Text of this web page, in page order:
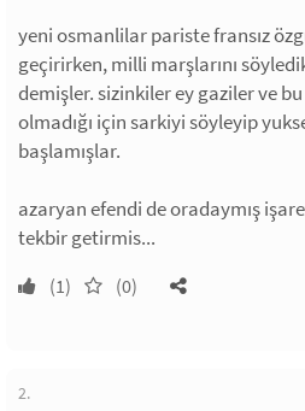
yeni osmanlilar pariste fransız
geçirirken, milli marşlarını
demişler. sizinkiler ey gaziler ve
olmadığı için sarkiyi söyleyip
başlamışlar.
azaryan efendi de oradaymış
tekbir getirmis...
(1) (0)
2.